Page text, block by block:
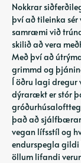
Nokkrar
því að tileinka
samræmi við
skilið að vera
Með því að
grimmd og
Í öðru lagi dregur
dýrarækt er stór
það að
vegan lífsstíl og
endurspegla
öllum lifandi